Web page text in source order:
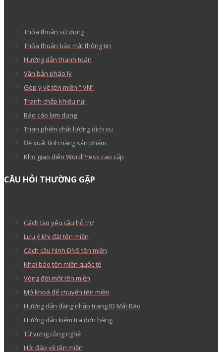
Thỏa thuận sử dụng
Thỏa thuận bảo mật thông tin
Hướng dẫn thanh toán
Văn bản pháp lý
Góp ý về tên miền “.VN”
Tranh chấp khiếu nại
Báo cáo lạm dụng
Than phiền chất lượng dịch vụ
Đề xuất tính năng sản phẩm
Kho giao diện WordPress cao cấp
CÂU HỎI THƯỜNG GẶP
Cách tạo yêu cầu hỗ trợ
Lưu ý khi đặt tên miền
Cách cấu hình DNS tên miền
Khai báo tên miền quốc tế
Vòng đời một tên miền
Mở khoá để chuyển tên miền
Hướng dẫn đăng nhập trang ID Mắt Bão
Hướng dẫn kiểm tra đơn hàng
Từ vựng công nghệ
Hỏi đáp về tên miền